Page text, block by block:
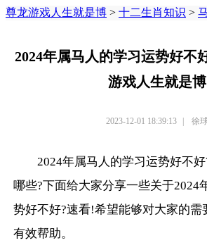
尊龙游戏人生就是博 > 十二生肖知识 > 马
2024年属马人的学习运势好不
游戏人生就是博
2023-12-01 18:39:13 | 徐球
2024年属马人的学习运势好不
哪些?下面给大家分享一些关于2024
势好不好?速看!希望能够对大家的需
有效帮助。